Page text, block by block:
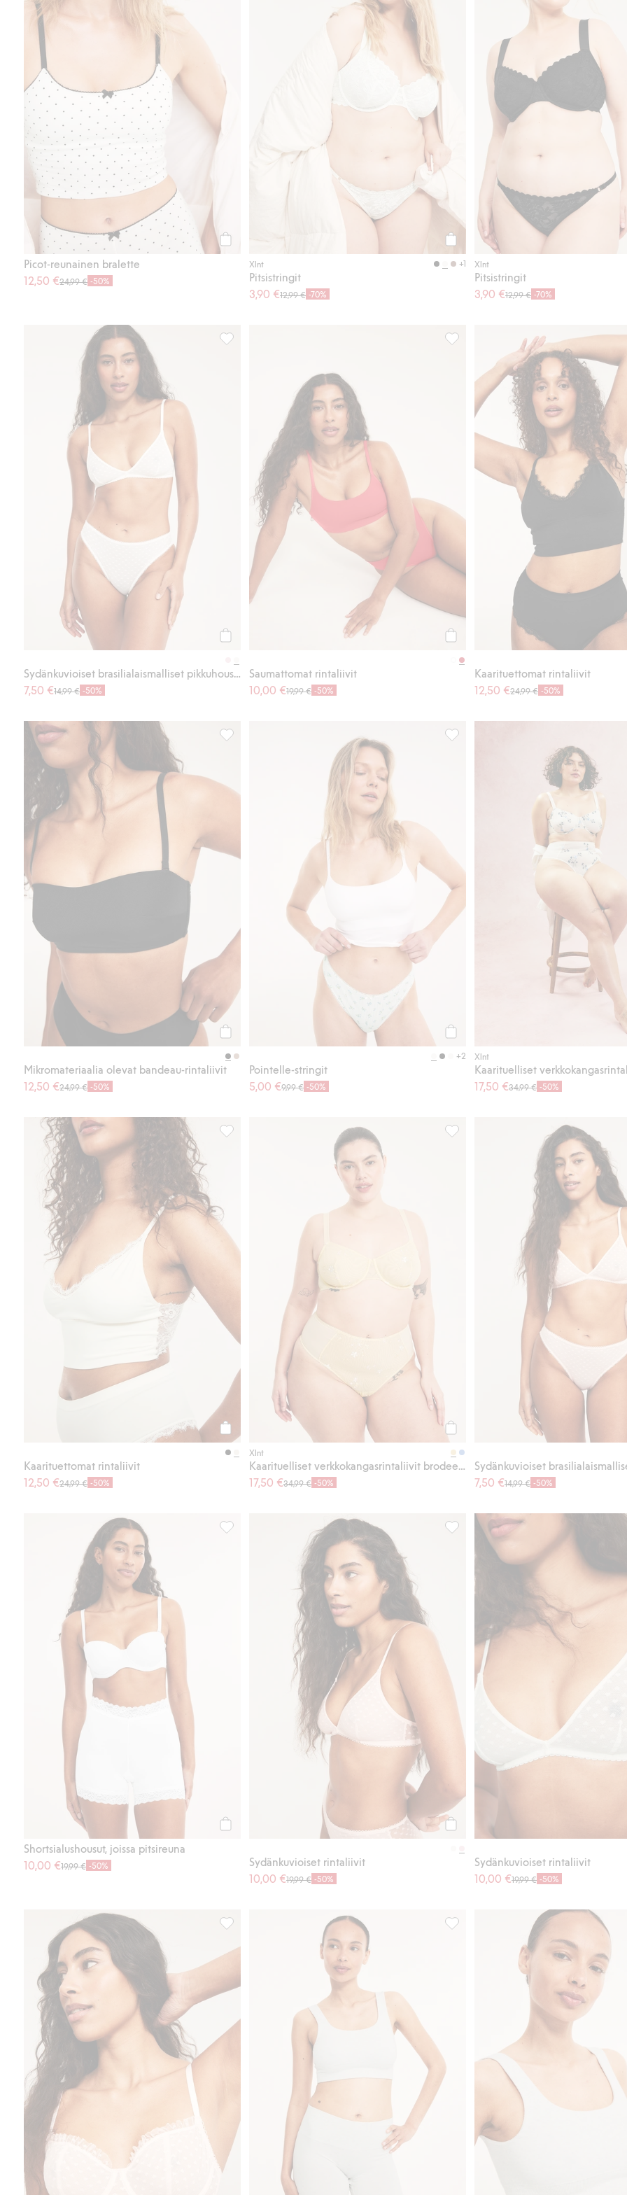
Osta
Picot-reunainen bralette
12,50 €24,99 € -50%
Osta
Xlnt +1
Pitsistringit
3,90 €12,99 € -70%
Xlnt
Pitsistringit
3,90 €12,99 € -70%
Sydänkuvioiset brasilialaismalliset pikkuhousut
7,50 €14,99 € -50%
Sydänkuvioiset brasilialaismalliset pikkuhousut, Lisää suosikkeihin
Saumattomat rintaliivit
10,00 €19,99 € -50%
Saumattomat rintaliivit, Lisää
Kaarituettomat rintaliivit
12,50 €24,99 € -50%
Mikromateriaalia olevat bandeau-rintaliivit
12,50 €24,99 € -50%
Mikromateriaalia olevat bandeau-rintaliivit, Lisää suosikkeihin
+2
Pointelle-stringit
5,00 €9,99 € -50%
Pointelle-stringit, Lisää suosikkeihin
Xlnt
17,50 €34,99 € -50%
Osta
Kaarituettomat rintaliivit
12,50 €24,99 € -50%
Kaarituettomat rintaliivit, Lisää suosikkeihin
Osta
Xlnt
Kaarituelliset verkkokangasrintaliivit brodeerauksella
17,50 €34,99 € -50%
Kaarituelliset verkkokangasrintaliivit
7,50 €14,99 € -50%
Shortsialushousut, joissa pitsireuna
10,00 €19,99 € -50%
Shortsialushousut, joissa pitsireuna, Lisää suosikkeihin
Sydänkuvioiset rintaliivit
10,00 €19,99 € -50%
Sydänkuvioiset rintaliivit, Lisää
Sydänkuvioiset rintaliivit
10,00 €19,99 € -50%
Sydänkuvioiset rintaliivit, Lisää suosikkeihin Shortsialushousut, Lisää suosikkeihin